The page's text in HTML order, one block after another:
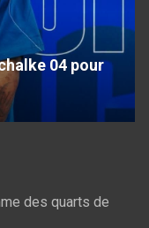
04 pour
des quarts de